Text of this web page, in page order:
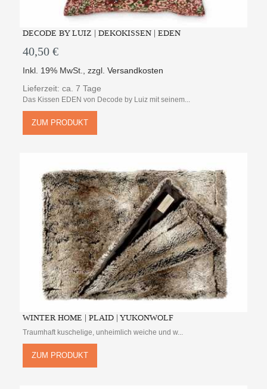
DECODE BY LUIZ | DEKOKISSEN | EDEN
40,50 €
Inkl. 19% MwSt.,zzgl.Versandkosten
Lieferzeit: ca. 7 Tage
Das Kissen EDEN von Decode by Luiz mit seinem...
ZUM PRODUKT
WINTER HOME | PLAID | YUKONWOLF
Traumhaft kuschelige, unheimlich weiche und w...
ZUM PRODUKT